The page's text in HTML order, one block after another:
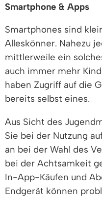
Smartphone & Apps
Smartphones sind
Alleskönner. Nahezu
mittlerweile ein
auch immer mehr
haben Zugriff auf die
bereits selbst eines.
Aus Sicht des
Sie bei der Nutzung
an bei der Wahl des
bei der Achtsamkeit
In-App-Käufen und
Endgerät können